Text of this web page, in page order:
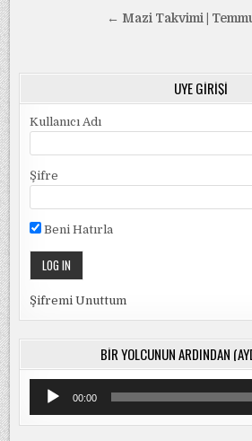
gezinmesi← Mazi Takvimi |
ÜYE GIRIŞI
Kullanıcı Adı
Şifre
Beni Hatırla
Şifremi Unuttum
BIR YOLCUNUN ARDINDAN
Ses
oynatıcı00:00